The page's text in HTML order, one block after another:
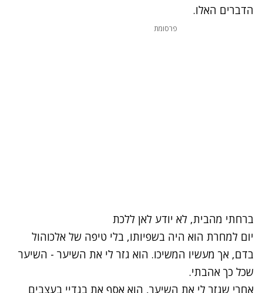
הדברים האלו.
פרסומת
ברחתי מהבית, לא יודע לאן ללכת
יום למחרת הוא היה בשפיותו, בלי טיפה של אלכוהול
בדם, אך מעשיו המשיכו. הוא גזר לי את השיער - השיער
שכל כך אהבתי.
אחרי שגזר לי את השיער, הוא אסף את בגדיי בעצבים